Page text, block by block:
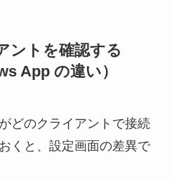
ントを確認する
App の違い）
どのクライアントで接続
くと、設定画面の差異で